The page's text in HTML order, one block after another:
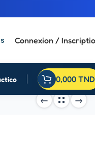
Connexion /
0,000 TND